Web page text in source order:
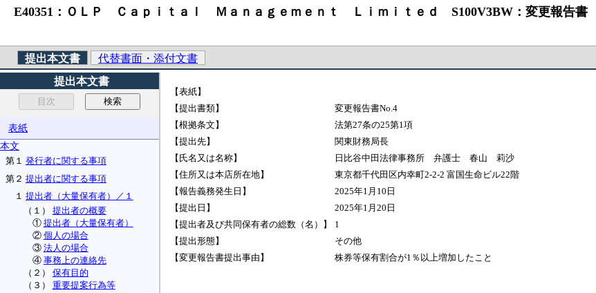
E40351：ＯＬＰ Ｃａｐｉｔａｌ Ｍａｎａｇｅｍｅｎｔ Ｌｉｍｉｔｅｄ S100V3BW：変更報告書
提出本文書
代替書面・添付文書
提出本文書